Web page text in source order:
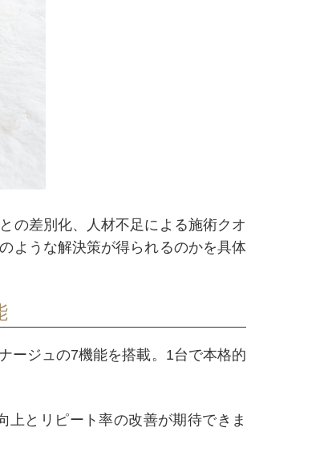
の差別化、人材不足による施術クオ
ような解決策が得られるのかを具体
ージュの7機能を搭載。1台で本格的
上とリピート率の改善が期待できま